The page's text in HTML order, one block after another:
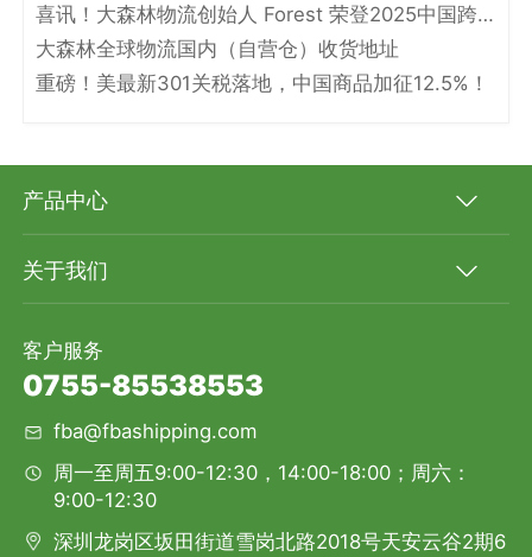
喜讯！大森林物流创始人 Forest 荣登2025中国跨境电商物流名人堂！
大森林全球物流国内（自营仓）收货地址
重磅！美最新301关税落地，中国商品加征12.5%！
产品中心
关于我们
客户服务
0755-85538553
fba@fbashipping.com
周一至周五9:00-12:30，14:00-18:00；周六：
9:00-12:30
深圳龙岗区坂田街道雪岗北路2018号天安云谷2期6